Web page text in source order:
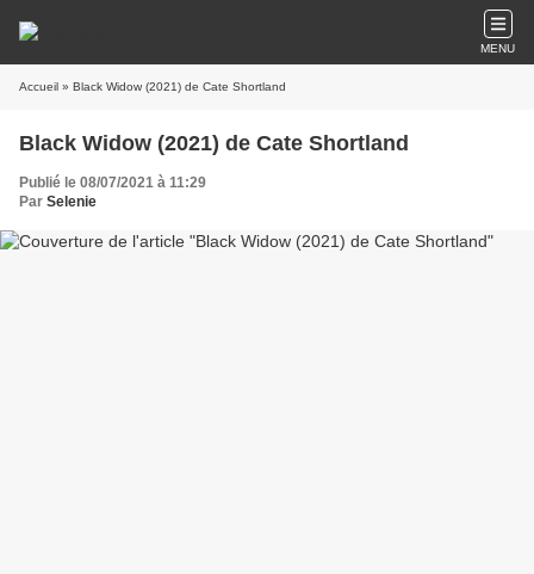
MENU
Accueil » Black Widow (2021) de Cate Shortland
Black Widow (2021) de Cate Shortland
Publié le 08/07/2021 à 11:29
Par Selenie